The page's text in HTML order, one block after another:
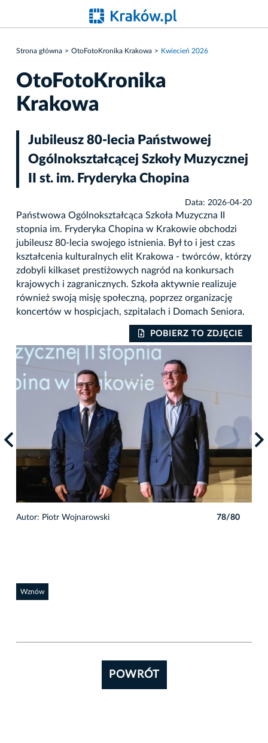
Strona główna OtoFotoKronika Krakowa Kwiecień 2026
OtoFotoKronika
Krakowa
Jubileusz 80-lecia Państwowej
Ogólnokształcącej Szkoły Muzycznej
II st. im. Fryderyka Chopina
Data: 2026-04-20
Państwowa Ogólnokształcąca Szkoła Muzyczna II
stopnia im. Fryderyka Chopina w Krakowie obchodzi
jubileusz 80-lecia swojego istnienia. Był to i jest czas
kształcenia kulturalnych elit Krakowa - twórców, którzy
zdobyli kilkaset prestiżowych nagród na konkursach
krajowych i zagranicznych. Szkoła aktywnie realizuje
również swoją misję społeczną, poprzez organizację
koncertów w hospicjach, szpitalach i Domach Seniora.
POBIERZ TO ZDJĘCIE
Autor: Piotr Wojnarowski 78/80
Wznów
POWRÓT